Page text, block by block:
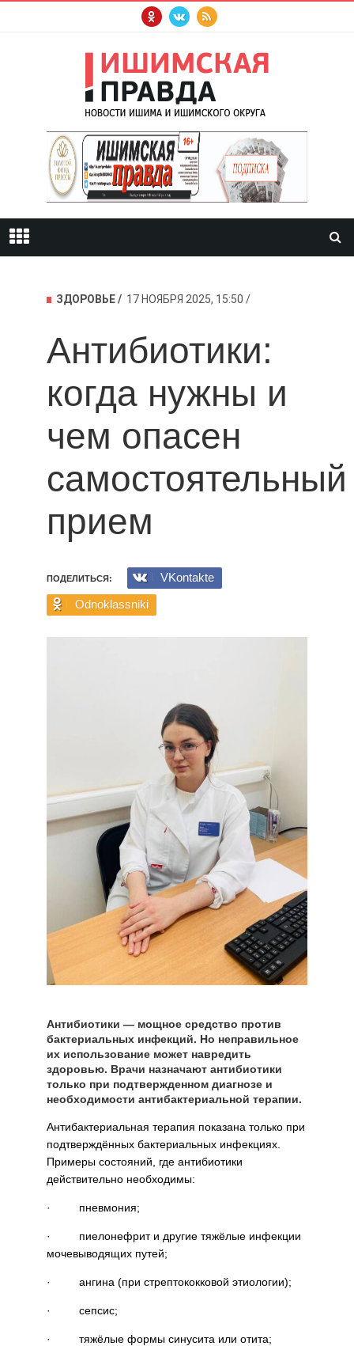
ЗДОРОВЬЕ 17 НОЯБРЯ 2025, 15:50
Антибиотики:
когда нужны и
чем опасен
самостоятельный
прием
ПОДЕЛИТЬСЯ:
VKontakte
Odnoklassniki
Антибиотики — мощное средство против
бактериальных инфекций. Но неправильное
их использование может навредить
здоровью. Врачи назначают антибиотики
только при подтвержденном диагнозе и
необходимости антибактериальной терапии.
Антибактериальная терапия показана только при
подтверждённых бактериальных инфекциях.
Примеры состояний, где антибиотики
действительно необходимы:
· пневмония;
· пиелонефрит и другие тяжёлые инфекции
мочевыводящих путей;
· ангина (при стрептококковой этиологии);
· сепсис;
· тяжёлые формы синусита или отита;